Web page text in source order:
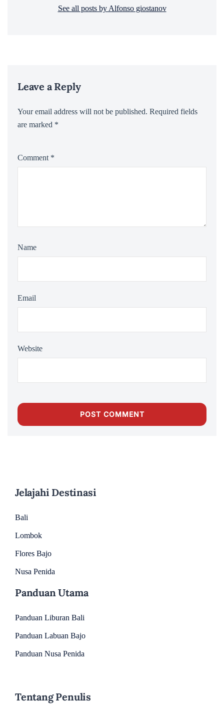
See all posts by Alfonso giostanov
Leave a Reply
Your email address will not be published. Required fields
are marked *
Comment *
Name
Email
Website
Jelajahi Destinasi
Bali
Lombok
Flores Bajo
Nusa Penida
Panduan Utama
Panduan Liburan Bali
Panduan Labuan Bajo
Panduan Nusa Penida
Tentang Penulis